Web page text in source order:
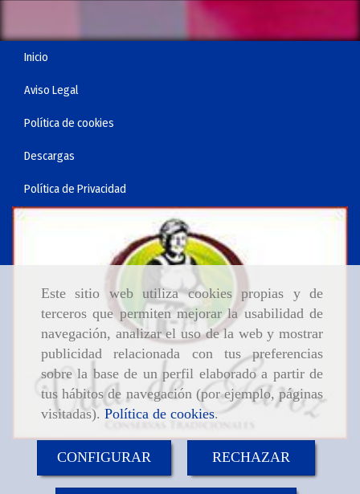
Este sitio web utiliza cookies propias y de
terceros que permiten mejorar la usabilidad de
navegación, analizar el uso de la web y mostrar
publicidad relacionada con tus preferencias
sobre la base de un perfil elaborado a partir de
tus hábitos de navegación (por ejemplo, páginas
visitadas). Política de cookies.
CONFIGURAR RECHAZAR
Inicio
Aviso Legal
Política de cookies
Descargas
Política de Privacidad